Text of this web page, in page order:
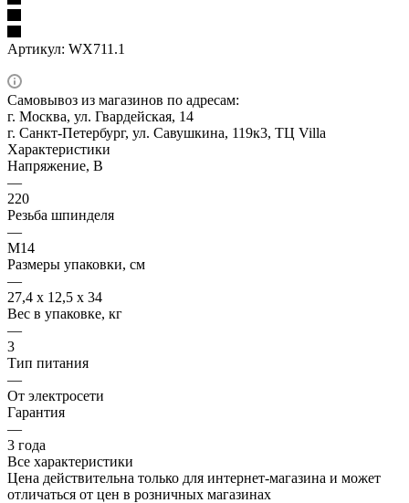
Артикул: WX711.1
Самовывоз из магазинов по адресам:
г. Москва, ул. Гвардейская, 14
г. Санкт-Петербург, ул. Савушкина, 119к3, ТЦ Villa
Характеристики
Напряжение, В
—
220
Резьба шпинделя
—
М14
Размеры упаковки, см
—
27,4 х 12,5 х 34
Вес в упаковке, кг
—
3
Тип питания
—
От электросети
Гарантия
—
3 года
Все характеристики
Цена действительна только для интернет-магазина и может
отличаться от цен в розничных магазинах